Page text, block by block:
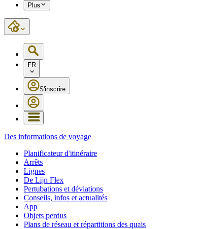
Plus
FR
S'inscrire
Des informations de voyage
Planificateur d'itinéraire
Arrêts
Lignes
De Lijn Flex
Pertubations et déviations
Conseils, infos et actualités
App
Objets perdus
Plans de réseau et répartitions des quais